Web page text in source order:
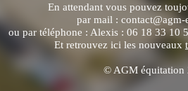
En attendant vous pouvez
par mail :
ou par téléphone : Alexis : 06 18 33 10
Et retrouvez ici les nouveaux
© AGM équitation